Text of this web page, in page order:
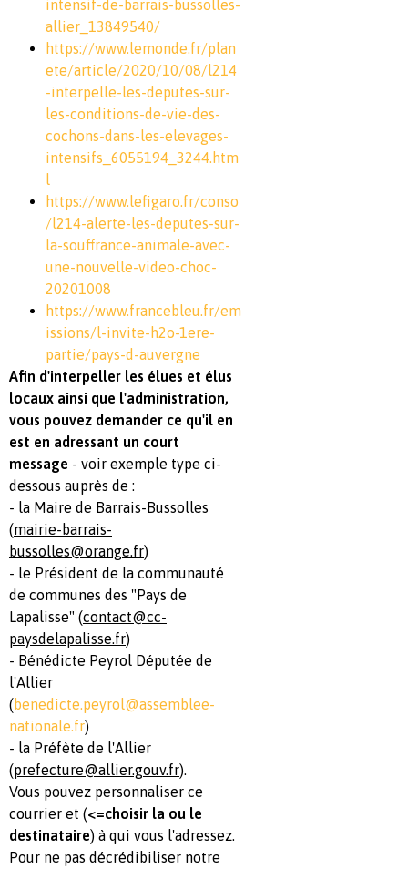
intensif-de-barrais-bussolles-
allier_13849540/
https://www.lemonde.fr/plan
ete/article/2020/10/08/l214
-interpelle-les-deputes-sur-
les-conditions-de-vie-des-
cochons-dans-les-elevages-
intensifs_6055194_3244.htm
l
https://www.lefigaro.fr/conso
/l214-alerte-les-deputes-sur-
la-souffrance-animale-avec-
une-nouvelle-video-choc-
20201008
https://www.francebleu.fr/em
issions/l-invite-h2o-1ere-
partie/pays-d-auvergne
Afin d'interpeller les élues et élus
locaux ainsi que l'administration,
vous pouvez demander ce qu'il en
est en adressant un court
message - voir exemple type ci-
dessous auprès de :
- la Maire de Barrais-Bussolles
(mairie-barrais-
bussolles@orange.fr)
- le Président de la communauté
de communes des "Pays de
Lapalisse" (contact@cc-
paysdelapalisse.fr)
- Bénédicte Peyrol Députée de
l'Allier
(benedicte.peyrol@assemblee-
nationale.fr)
- la Préfète de l'Allier
(prefecture@allier.gouv.fr).
Vous pouvez personnaliser ce
courrier et (<=choisir la ou le
destinataire) à qui vous l'adressez.
Pour ne pas décrédibiliser notre